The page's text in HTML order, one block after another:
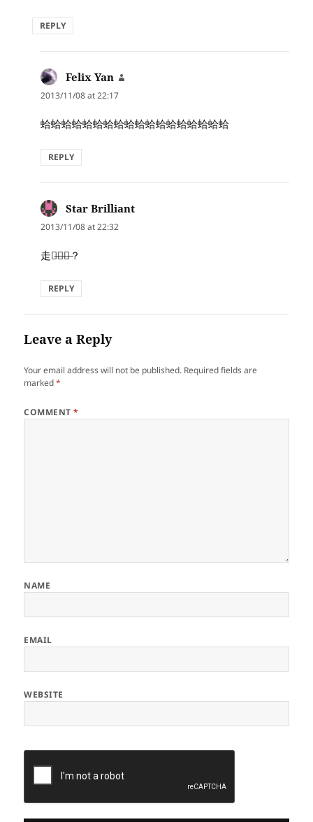
REPLY
Felix Yan
2013/11/08 at 22:17
蛤蛤蛤蛤蛤蛤蛤蛤蛤蛤蛤蛤蛤蛤蛤蛤蛤蛤
REPLY
Star Brilliant
2013/11/08 at 22:32
走进̶科̶学̶？
REPLY
Leave a Reply
Your email address will not be published. Required fields are
marked*
COMMENT*
NAME
EMAIL
WEBSITE